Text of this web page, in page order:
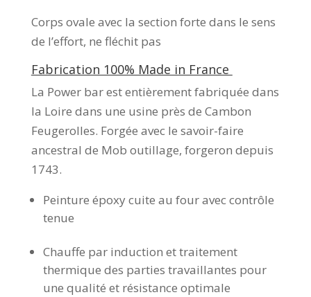
Corps ovale avec la section forte dans le sens
de l’effort, ne fléchit pas
Fabrication 100% Made in France
La Power bar est entièrement fabriquée dans
la Loire dans une usine près de Cambon
Feugerolles. Forgée avec le savoir-faire
ancestral de Mob outillage, forgeron depuis
1743.
Peinture époxy cuite au four avec contrôle
tenue
Chauffe par induction et traitement
thermique des parties travaillantes pour
une qualité et résistance optimale